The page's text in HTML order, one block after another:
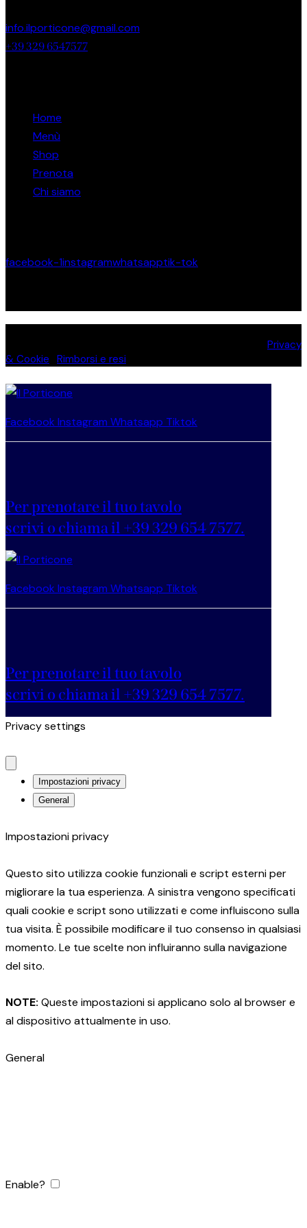
info.ilporticone@gmail.com
+39 329 6547577
Home
Menù
Shop
Prenota
Chi siamo
facebook-1instagramwhatsapptik-tok
Privacy
& Cookie Rimborsi e resi
Facebook Instagram Whatsapp Tiktok
Per prenotare il tuo tavolo
scrivi o chiama il +39 329 654 7577.
Facebook Instagram Whatsapp Tiktok
Per prenotare il tuo tavolo
scrivi o chiama il +39 329 654 7577.
Privacy settings
Impostazioni privacy
General
Impostazioni privacy
Questo sito utilizza cookie funzionali e script esterni per
migliorare la tua esperienza. A sinistra vengono specificati
quali cookie e script sono utilizzati e come influiscono sulla
tua visita. È possibile modificare il tuo consenso in qualsiasi
momento. Le tue scelte non influiranno sulla navigazione
del sito.
NOTE: Queste impostazioni si applicano solo al browser e
al dispositivo attualmente in uso.
General
Enable?